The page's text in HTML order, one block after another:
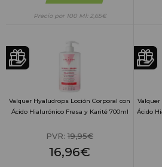
Precio por 100 Ml: 2,65€
Valquer Hyaludrops Loción Corporal con
Ácido Hialurónico Fresa y Karité 700ml
PVR: 19,95€
16,96€
Ácido